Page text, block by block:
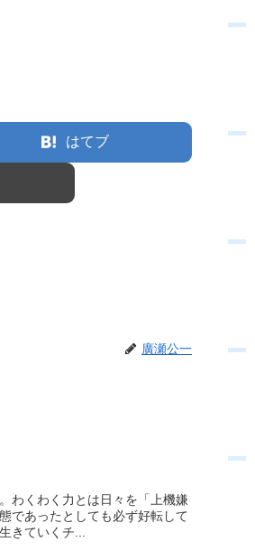
はてブ
廣瀬公一
わくわく力とは日々を「上機嫌
であったとしても必ず好転して
きていくチ...